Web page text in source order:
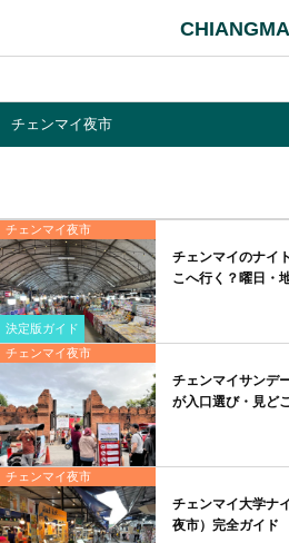
チェンマイ夜市
チェンマイ夜市
決定版ガイド
チェンマイのナイ
こへ行く？曜日・
チェンマイ夜市
チェンマイサンデ
が入口選び・見ど
チェンマイ夜市
チェンマイ大学ナ
夜市）完全ガイド